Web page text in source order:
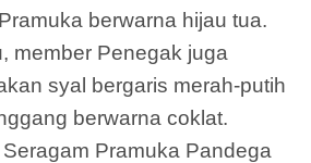
berwarna hijau tua.
member Penegak juga
syal bergaris merah-putih
berwarna coklat.
Pramuka Pandega